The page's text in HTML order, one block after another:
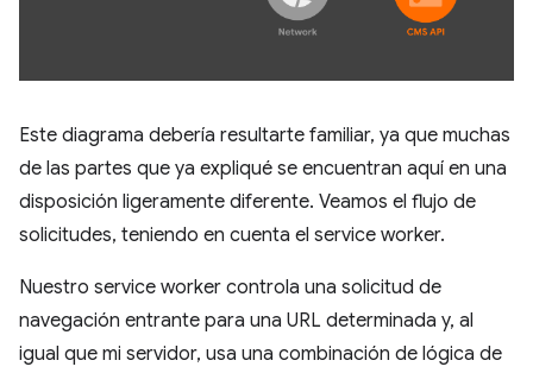
Este diagrama debería resultarte familiar, ya que muchas
de las partes que ya expliqué se encuentran aquí en una
disposición ligeramente diferente. Veamos el flujo de
solicitudes, teniendo en cuenta el service worker.
Nuestro service worker controla una solicitud de
navegación entrante para una URL determinada y, al
igual que mi servidor, usa una combinación de lógica de